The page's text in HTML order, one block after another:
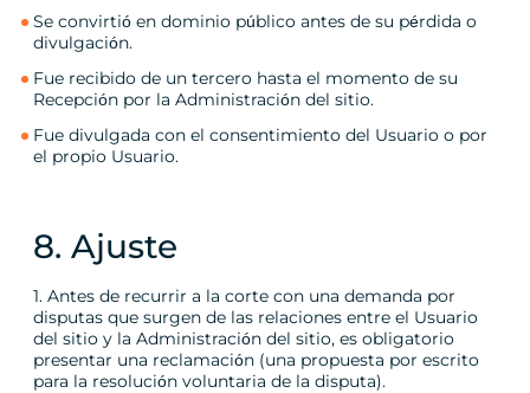
Se convirtió en dominio público antes de su pérdida o
divulgación.
Fue recibido de un tercero hasta el momento de su
Recepción por la Administración del sitio.
Fue divulgada con el consentimiento del Usuario o por
el propio Usuario.
8. Ajuste
1. Antes de recurrir a la corte con una demanda por
disputas que surgen de las relaciones entre el Usuario
del sitio y la Administración del sitio, es obligatorio
presentar una reclamación (una propuesta por escrito
para la resolución voluntaria de la disputa).